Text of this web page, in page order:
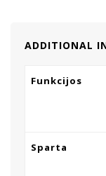
ADDITIONAL
Funkcijos
Sparta